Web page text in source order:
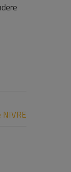
NIVRE